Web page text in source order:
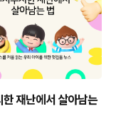
재난에서 살아남는